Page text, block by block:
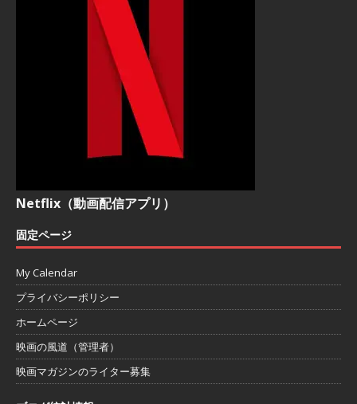
Netflix（動画配信アプリ）
固定ページ
My Calendar
プライバシーポリシー
ホームページ
映画の風道（管理者）
映画マガジンのライター募集